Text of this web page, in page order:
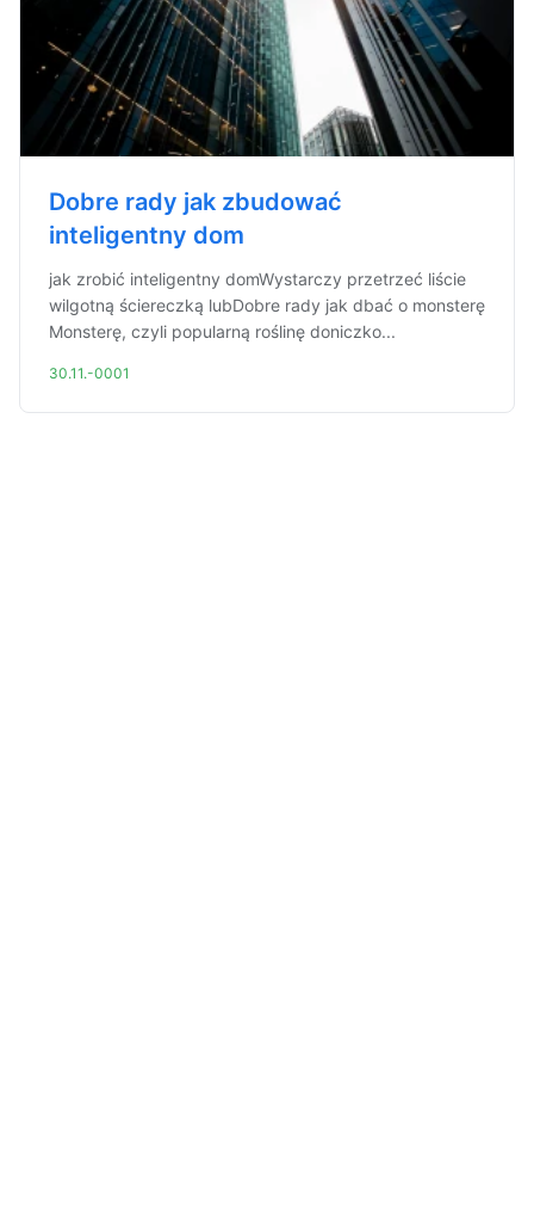
Dobre rady jak zbudować
inteligentny dom
jak zrobić inteligentny domWystarczy przetrzeć liście
wilgotną ściereczką lubDobre rady jak dbać o monsterę
Monsterę, czyli popularną roślinę doniczko...
30.11.-0001